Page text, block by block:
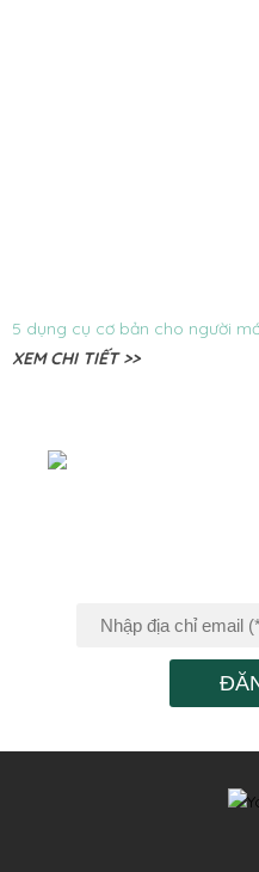
5 dụng cụ cơ bản cho người
XEM CHI TIẾT >>